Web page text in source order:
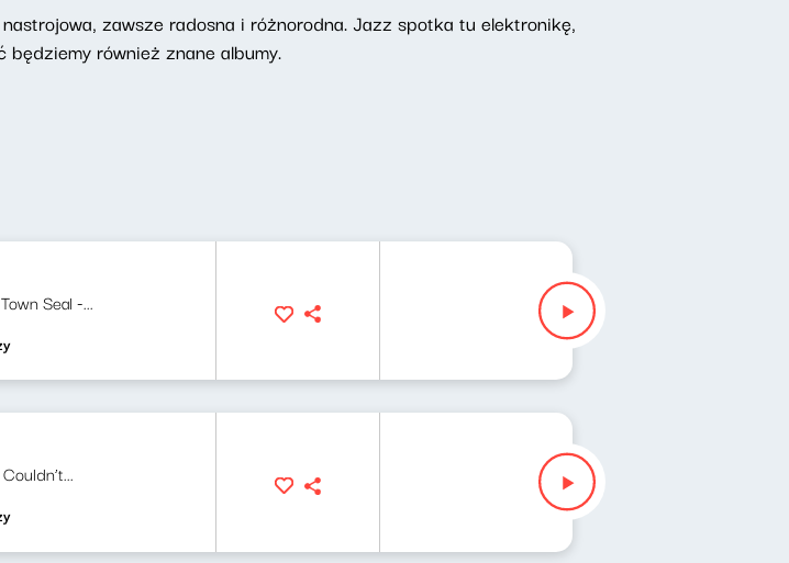
zawsze radosna i różnorodna. Jazz spotka tu elektronikę,
również znane albumy.
Seal -...